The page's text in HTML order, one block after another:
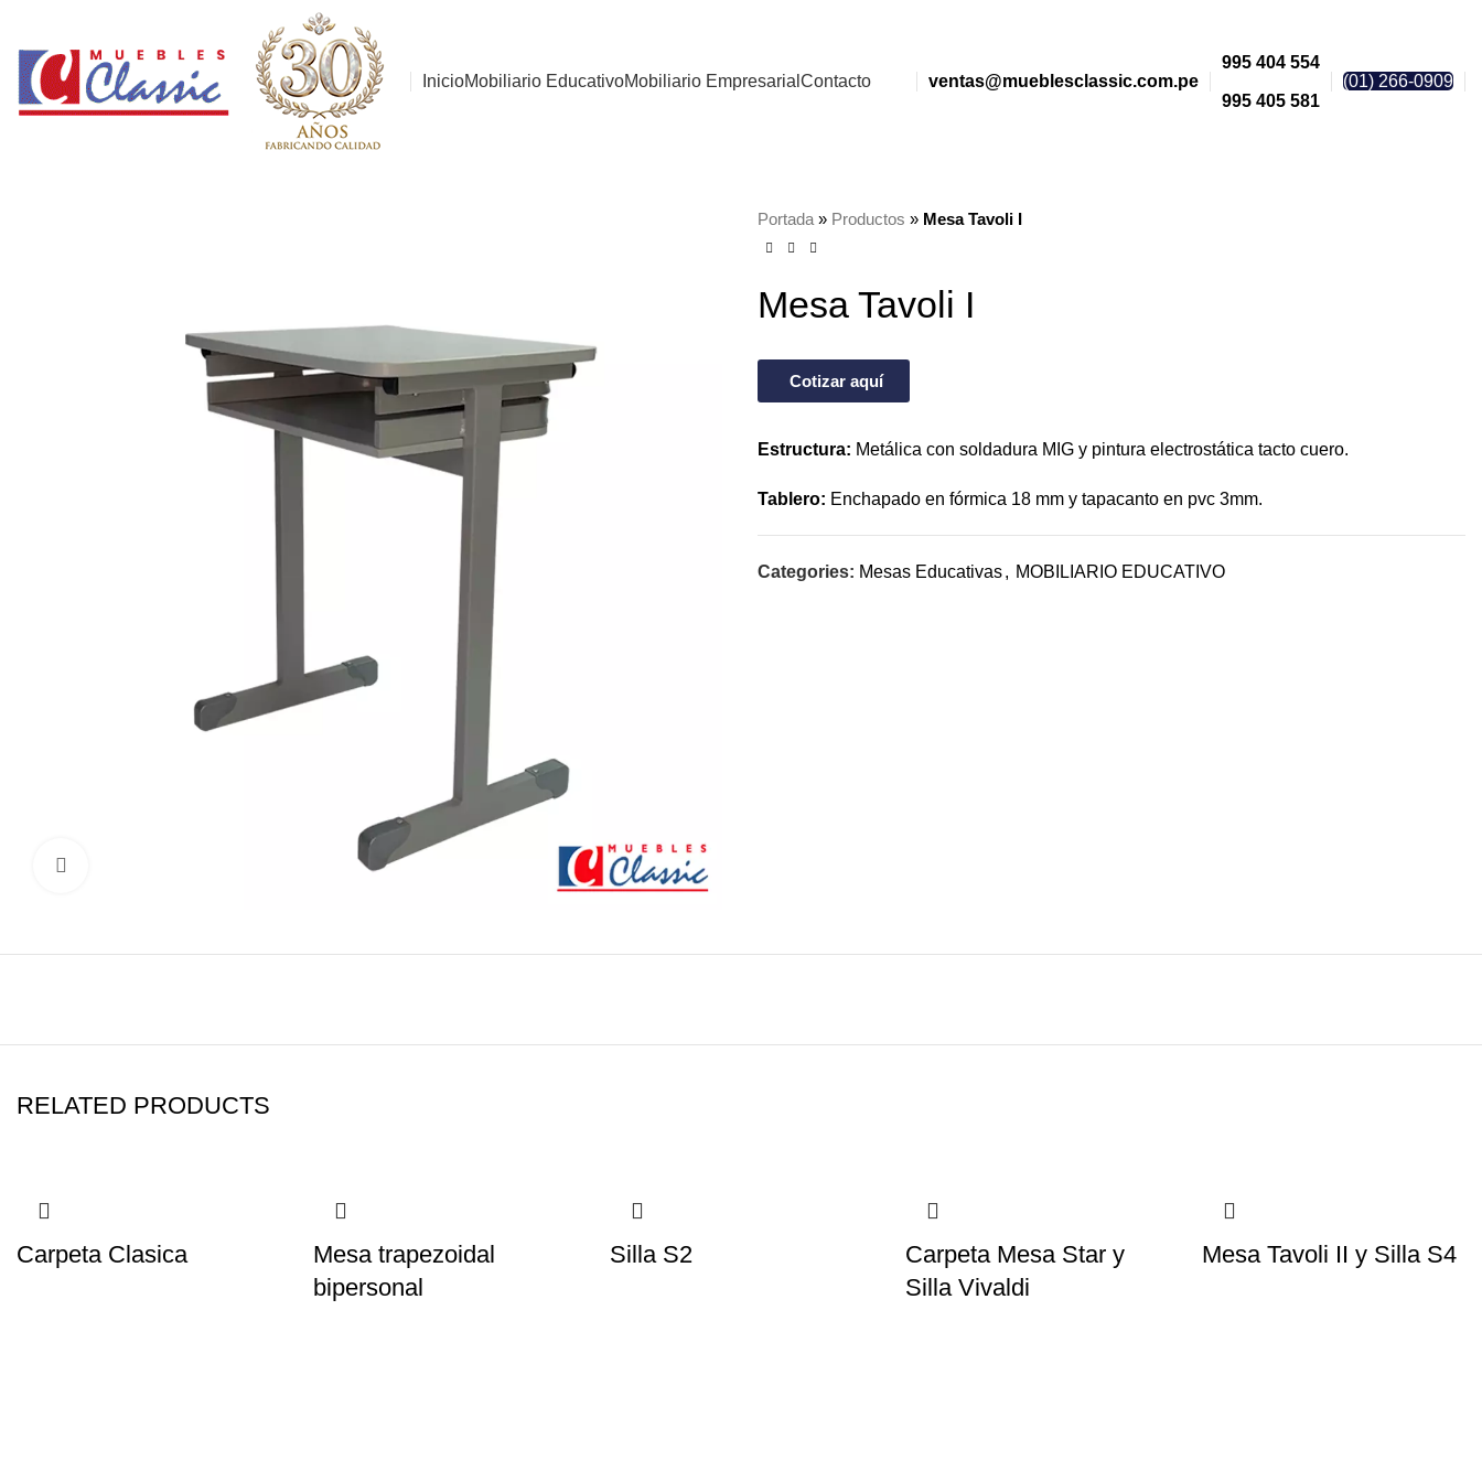
InicioMobiliario EducativoMobiliario Empresarial Contacto ventas@mueblesclassic.com.pe
995 404 554
995 405 581
(01) 266-0909
Portada » Productos » Mesa Tavoli I
Mesa Tavoli I
Cotizar aquí
Estructura: Metálica con soldadura MIG y pintura electrostática tacto cuero.
Tablero: Enchapado en fórmica 18 mm y tapacanto en pvc 3mm.
Categories: Mesas Educativas, MOBILIARIO EDUCATIVO
RELATED PRODUCTS
Carpeta Clasica
Mesa trapezoidal
bipersonal
Silla S2
Carpeta Mesa Star y
Silla Vivaldi
Mesa Tavoli II y Silla S4